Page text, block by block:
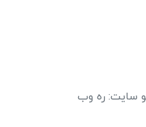
سایت: ره وب